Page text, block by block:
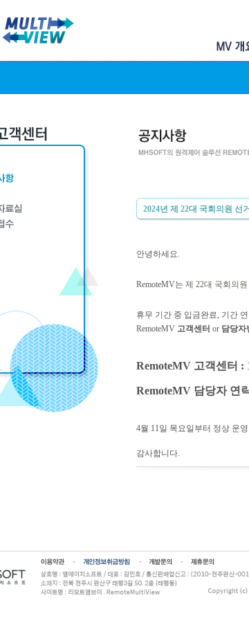
2024년 제 22대 국회의원 선
안녕하세요.
RemoteMV는 제 22대 국회의
휴무 기간 중 입금완료, 기간
RemoteMV 고객센터 or 담당자
RemoteMV 고객센터 :
RemoteMV 담당자 연
4월 11일 목요일부터 정상 운
감사합니다.